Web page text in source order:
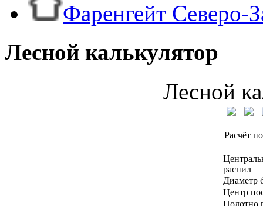
Фаренгейт Северо-
Лесной калькулятор
Лесной
Расчёт
распил
Диаметр
Центр
Полотно